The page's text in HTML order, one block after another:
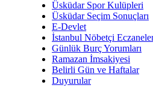
Üsküdar Spor Kulüpleri
Üsküdar Seçim Sonuçları
E-Devlet
İstanbul Nöbetçi
Günlük Burç Yorumları
Ramazan İmsakiyesi
Belirli Gün ve Haftalar
Duyurular